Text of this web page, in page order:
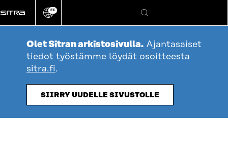
suoraan
sisältöön
Vaihda
kieli
FI
Hae
Olet Sitran arkistosivulla. Ajantasaiset
tiedot työstämme löydät osoitteesta
sitra.fi.
SIIRRY UUDELLE SIVUSTOLLE